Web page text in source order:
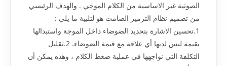
الصوتية غير الاساسية من الكلام الموجي . والهدف الرئيسي
من تصميم نظام الترميز الصامت هو لتلبية ما يلي :
1.تحسين الاشارة بتحديد الضوضاء داخل الموجة واستبدالها
بقيمة ليس لديها أي علاقة مع قيمة الضوضاء. 2.تقليل
التكلفة التي نواجهها في عملية ضغط الكلام ، وهذه يمكن أن